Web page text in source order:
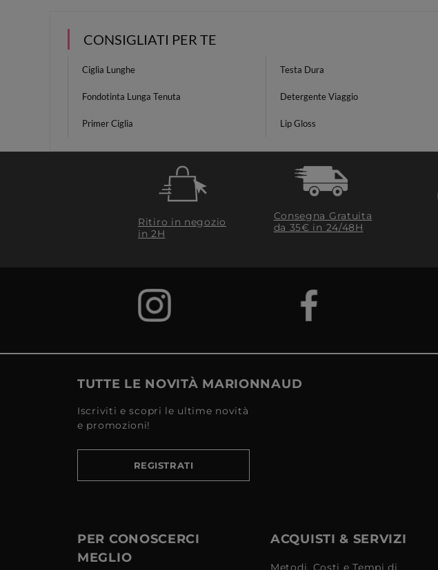
CONSIGLIATI PER TE
Ciglia Lunghe Testa Dura
Fondotinta Lunga Tenuta Detergente Viaggio
Primer Ciglia Lip Gloss
Ritiro in negozio
in 2H
Consegna Gratuita
da 35€​ in 24/48H
TUTTE LE NOVITÀ MARIONNAUD
Iscriviti e scopri le ultime novità
e promozioni!
REGISTRATI
PER CONOSCERCI
MEGLIO
ACQUISTI & SERVIZI
Metodi, Costi e Tempi di